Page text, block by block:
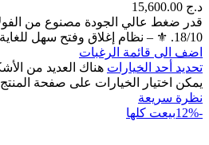
18/10. ⚜ – نظام إغلاق وفتح سهل للغاية. (يد
اضف الى قائمة الرغبات
تحديد أحد الخيارات هناك العديد من
يمكن اختيار الخيارات على صفحة المنتج
نظرة سريعة
-12%
بيعت كلها